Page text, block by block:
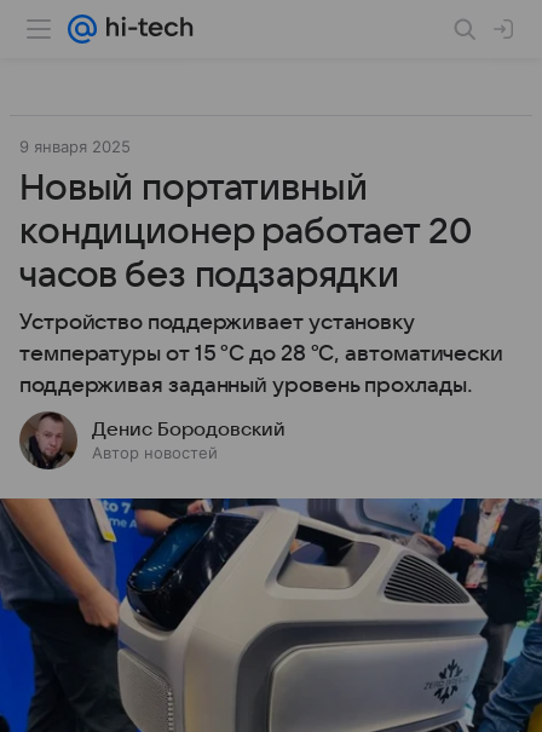
9 января 2025
Новый портативный
кондиционер работает 20
часов без подзарядки
Устройство поддерживает установку
температуры от 15 °C до 28 °C, автоматически
поддерживая заданный уровень прохлады.
Денис Бородовский
Автор новостей